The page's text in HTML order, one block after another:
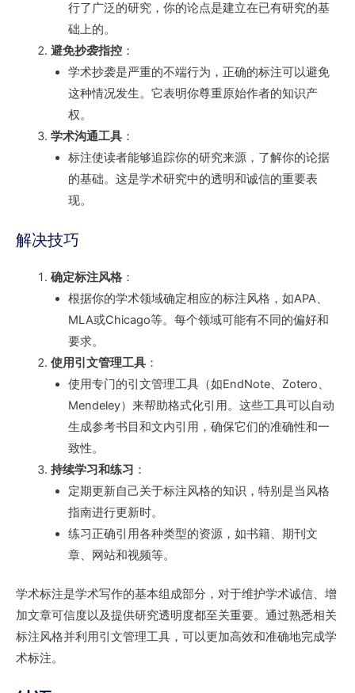
行了广泛的研究，你的论点是建立在已有研究的基
础上的。
避免抄袭指控：
学术抄袭是严重的不端行为，正确的标注可以避免
这种情况发生。它表明你尊重原始作者的知识产
权。
学术沟通工具：
标注使读者能够追踪你的研究来源，了解你的论据
的基础。这是学术研究中的透明和诚信的重要表
现。
解决技巧
确定标注风格：
根据你的学术领域确定相应的标注风格，如APA、
MLA或Chicago等。每个领域可能有不同的偏好和
要求。
使用引文管理工具：
使用专门的引文管理工具（如EndNote、Zotero、
Mendeley）来帮助格式化引用。这些工具可以自动
生成参考书目和文内引用，确保它们的准确性和一
致性。
持续学习和练习 ：
定期更新自己关于标注风格的知识，特别是当风格
指南进行更新时。
练习正确引用各种类型的资源，如书籍、期刊文
章、网站和视频等。
学术标注是学术写作的基本组成部分，对于维护学术诚信、增
加文章可信度以及提供研究透明度都至关重要。通过熟悉相关
标注风格并利用引文管理工具，可以更加高效和准确地完成学
术标注。